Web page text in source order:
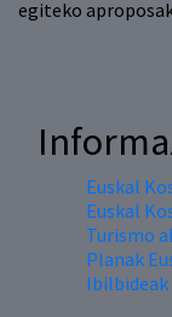
egiteko
Euskal
Euskal
Turismo
Planak
Ibilbideak